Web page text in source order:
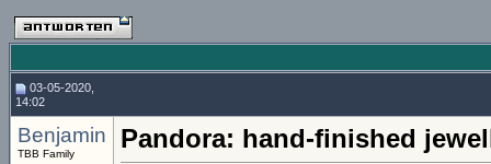
03-05-2020,
14:02
Benjamin
TBB Family
Pandora: hand-finished